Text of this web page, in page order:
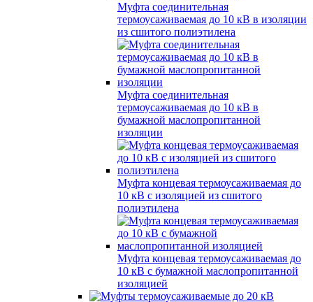
Муфта соединительная
термоусаживаемая до 10 кВ в изоляции
из сшитого полиэтилена
Муфта соединительная
термоусаживаемая до 10 кВ в
бумажной маслопропитанной
изоляции
Муфта концевая термоусаживаемая до
10 кВ с изоляцией из сшитого
полиэтилена
Муфта концевая термоусаживаемая до
10 кВ с бумажной маслопропитанной
изоляцией